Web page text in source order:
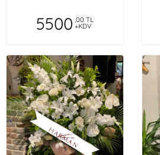
5500 ,00 TL
+KDV